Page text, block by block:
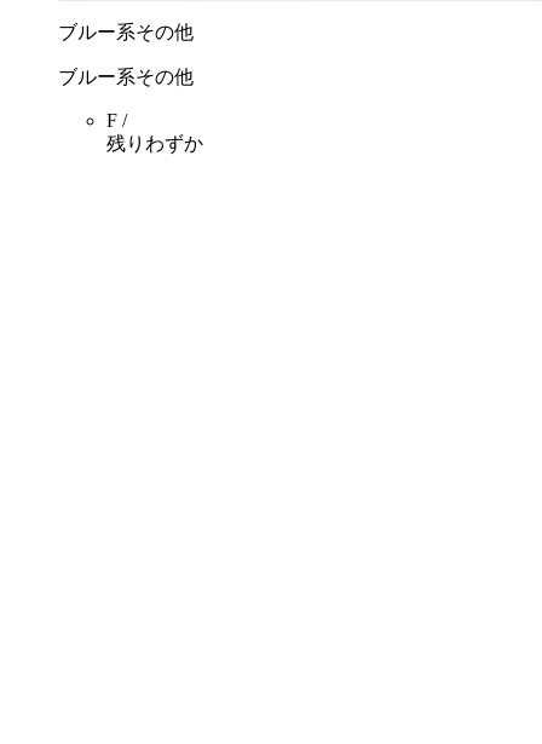
ブルー系その他
ブルー系その他
F /
残りわずか